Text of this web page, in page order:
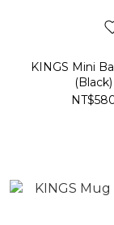
KINGS Mini
(Black)